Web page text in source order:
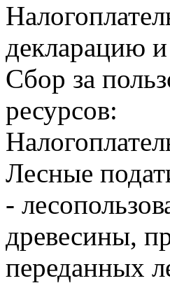
декларацию
Сбор за
ресурсов:
Лесные
-
древесины,
переданных